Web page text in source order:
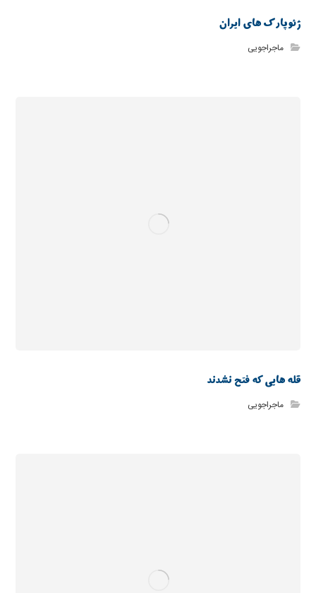
ژئوپارک های ایران
ماجراجویی
قله هایی که فتح نشدند
ماجراجویی